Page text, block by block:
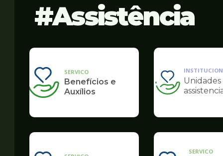
Assistência
SERVICO
Benefícios e
Auxílios
Ilustração
da
de
Assistência
Unidades
SERVICO